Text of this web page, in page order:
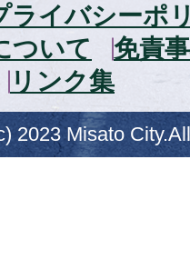
ライバシーポ
ついて
免責
リンク集
2023 Misato